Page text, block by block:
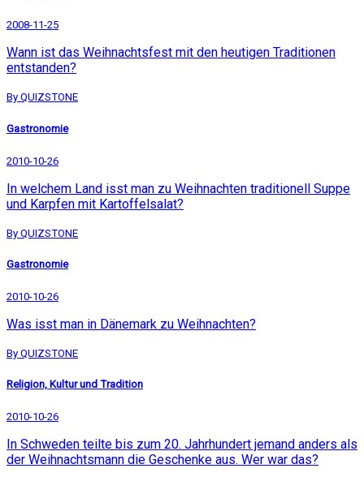
2008-11-25
Wann ist das Weihnachtsfest mit den heutigen Traditionen
entstanden?
By QUIZSTONE
Gastronomie
2010-10-26
In welchem Land isst man zu Weihnachten traditionell Suppe
und Karpfen mit Kartoffelsalat?
By QUIZSTONE
Gastronomie
2010-10-26
Was isst man in Dänemark zu Weihnachten?
By QUIZSTONE
Religion, Kultur und Tradition
2010-10-26
In Schweden teilte bis zum 20. Jahrhundert jemand anders als
der Weihnachtsmann die Geschenke aus. Wer war das?